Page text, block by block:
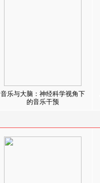
音乐与大脑：神经科学视角下
的音乐干预